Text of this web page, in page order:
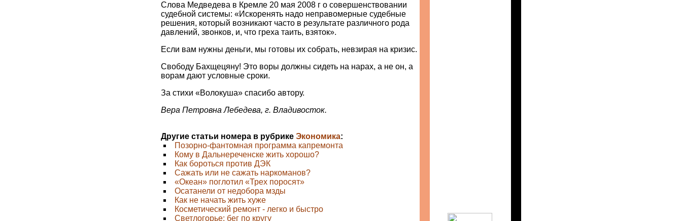
Слова Медведева в Кремле 20 мая 2008 г о совершенствовании
судебной системы: «Искоренять надо неправомерные судебные
решения, который возникают часто в результате различного рода
давлений, звонков, и, что греха таить, взяток».
Если вам нужны деньги, мы готовы их собрать, невзирая на кризис.
Свободу Бахщецяну! Это воры должны сидеть на нарах, а не он, а
ворам дают условные сроки.
За стихи «Волокуша» спасибо автору.
Вера Петровна Лебедева, г. Владивосток.
Другие статьи номера в рубрике Экономика:
Позорно-фантомная программа капремонта
Кому в Дальнереченске жить хорошо?
Как бороться против ДЭК
Сажать или не сажать наркоманов?
«Океан» поглотил «Трех поросят»
Осатанели от недобора мзды
Как не начать жить хуже
Косметический ремонт - легко и быстро
Светлогорье: бег по кругу